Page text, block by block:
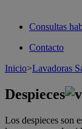
Consultas
Contacto
Inicio>Lavadoras
Despieces
Los despieces son